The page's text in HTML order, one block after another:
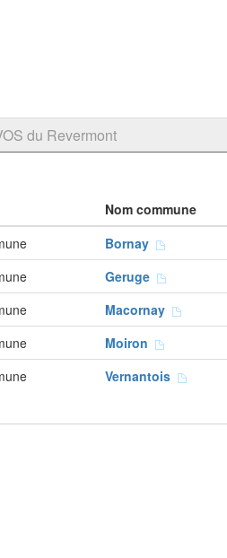
du Revermont
Nom commune
Bornay
Geruge
Macornay
Moiron
Vernantois